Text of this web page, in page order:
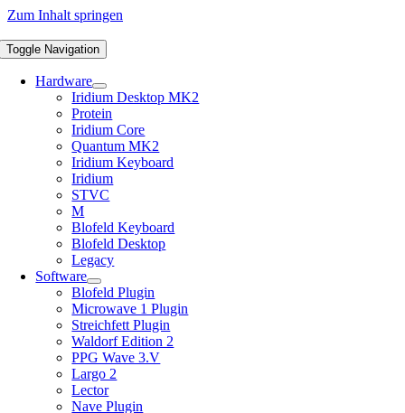
Zum Inhalt springen
Toggle Navigation
Hardware
Iridium Desktop MK2
Protein
Iridium Core
Quantum MK2
Iridium Keyboard
Iridium
STVC
M
Blofeld Keyboard
Blofeld Desktop
Legacy
Software
Blofeld Plugin
Microwave 1 Plugin
Streichfett Plugin
Waldorf Edition 2
PPG Wave 3.V
Largo 2
Lector
Nave Plugin